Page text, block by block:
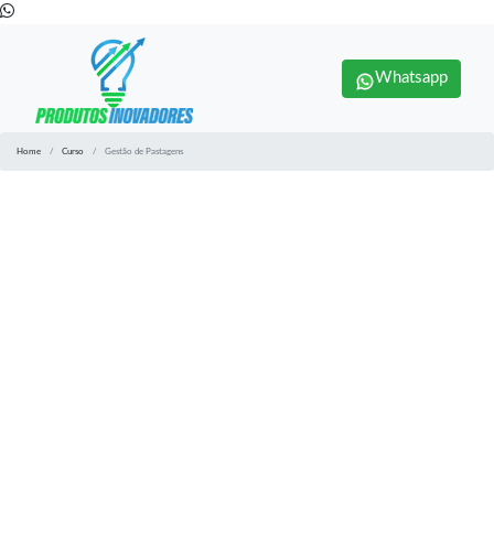
Whatsapp
Home Curso Gestão de Pastagens